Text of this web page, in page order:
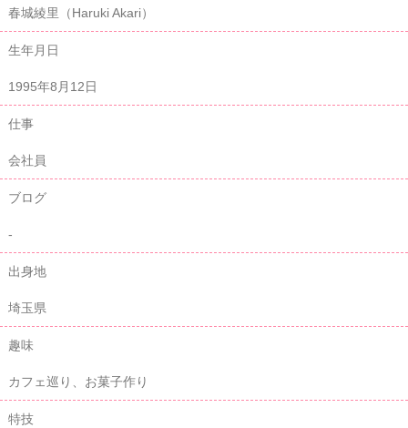
春城綾里（Haruki Akari）
生年月日
1995年8月12日
仕事
会社員
ブログ
-
出身地
埼玉県
趣味
カフェ巡り、お菓子作り
特技